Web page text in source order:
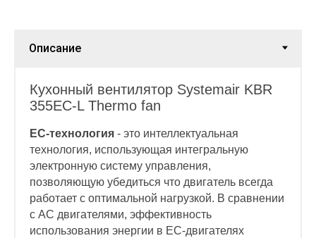
Кухонный вентилятор Systemair KBR
355EC-L Thermo fan
EC-технология - это интеллектуальная
технология, использующая интегральную
электронную систему управления,
позволяющую убедиться что двигатель всегда
работает с оптимальной нагрузкой. В сравнении
с AC двигателями, эффективность
использования энергии в EC-двигателях